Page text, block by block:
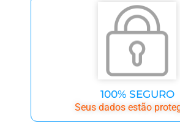
100% SEGURO
Seus dados estão